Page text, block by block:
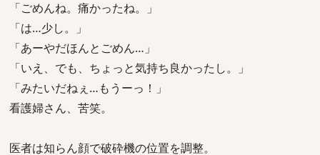
「ごめんね。痛かったね。」
「は…少し。」
「あーやだほんとごめん…」
「いえ、でも、ちょっと気持ち良かったし。」
「みたいだねぇ…もうーっ！」
看護婦さん、苦笑。
医者は知らん顔で破砕機の位置を調整。